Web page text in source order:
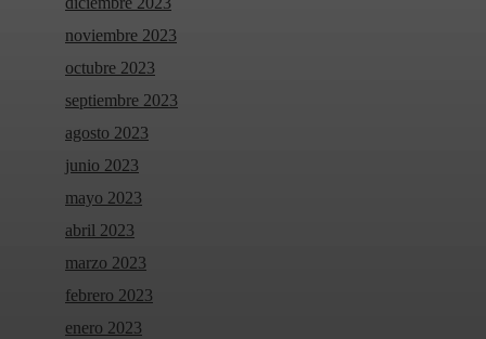
noviembre 2023
octubre 2023
septiembre 2023
agosto 2023
junio 2023
mayo 2023
abril 2023
marzo 2023
febrero 2023
enero 2023